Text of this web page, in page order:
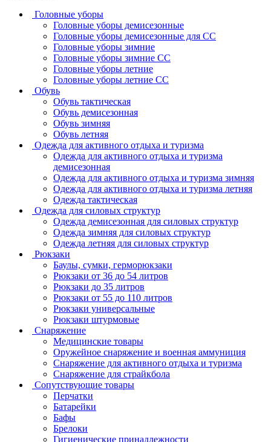
Головные уборы
Головные уборы демисезонные
Головные уборы демисезонные для СС
Головные уборы зимние
Головные уборы зимние СС
Головные уборы летние
Головные уборы летние СС
Обувь
Обувь тактическая
Обувь демисезонная
Обувь зимняя
Обувь летняя
Одежда для активного отдыха и туризма
Одежда для активного отдыха и туризма
демисезонная
Одежда для активного отдыха и туризма зимняя
Одежда для активного отдыха и туризма летняя
Одежда тактическая
Одежда для силовых структур
Одежда демисезонная для силовых структур
Одежда зимняя для силовых структур
Одежда летняя для силовых структур
Рюкзаки
Баулы, сумки, герморюкзаки
Рюкзаки от 36 до 54 литров
Рюкзаки до 35 литров
Рюкзаки от 55 до 110 литров
Рюкзаки универсальные
Рюкзаки штурмовые
Снаряжение
Медицинские товары
Оружейное снаряжение и военная аммуниция
Снаряжение для активного отдыха и туризма
Снаряжение для страйкбола
Сопутствующие товары
Перчатки
Батарейки
Бафы
Брелоки
Гигиенические принадлежности